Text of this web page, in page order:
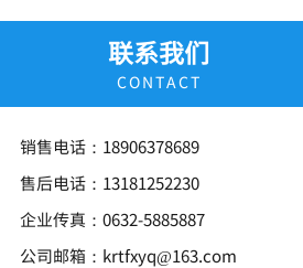
销售电话： 18906378689
售后电话： 13181252230
企业传真： 0632-5885887
公司邮箱：krtfxyq@163.com
联系我们
CONTACT